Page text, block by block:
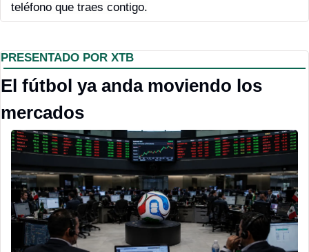
teléfono que traes contigo.
PRESENTADO POR XTB
El fútbol ya anda moviendo los
mercados